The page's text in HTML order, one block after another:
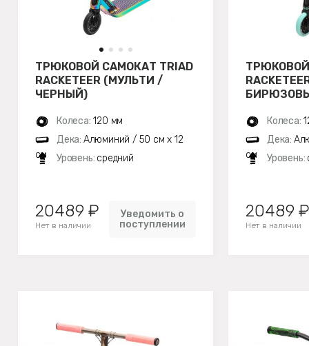
ТРЮКОВОЙ САМОКАТ TRIAD
RACKETEER (МУЛЬТИ /
ЧЕРНЫЙ)
Колеса: 120 мм
Дека: Алюминий / 50 см x 12
см
Уровень: средний
20489 ₽
Нет в наличии
Уведомить о
поступлении
ТРЮКОВОЙ
Колеса:
Дека:
см
Уровень:
20489 ₽
Нет в наличии